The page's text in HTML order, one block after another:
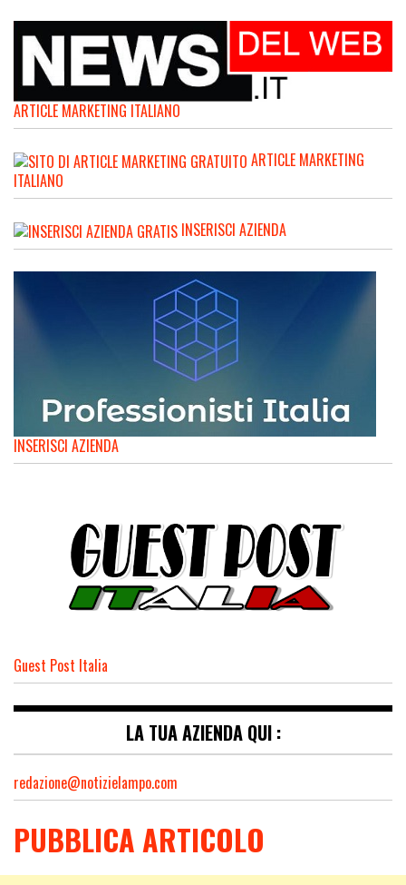
ARTICLE MARKETING ITALIANO
ARTICLE MARKETING
ITALIANO
INSERISCI AZIENDA
INSERISCI AZIENDA
Guest Post Italia
LA TUA AZIENDA QUI :
redazione@notizielampo.com
PUBBLICA ARTICOLO